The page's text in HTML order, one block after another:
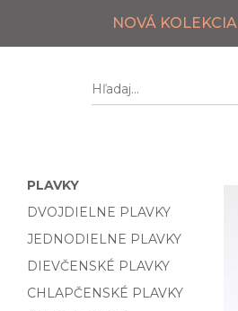
NOVÁ KOLEKCIA
PLAVKY
DVOJDIELNE PLAVKY
JEDNODIELNE PLAVKY
DIEVČENSKÉ PLAVKY
CHLAPČENSKÉ PLAVKY